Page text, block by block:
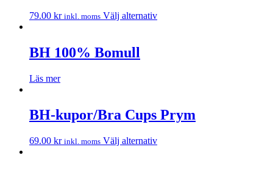
79.00 kr inkl. moms Välj alternativ
BH 100% Bomull
Läs mer
BH-kupor/Bra Cups Prym
69.00 kr inkl. moms Välj alternativ